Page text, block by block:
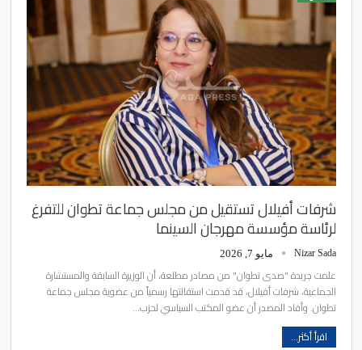
شرفات أفيلال تستقيل من مجلس جماعة تطوان للتفرغ
لرئاسة مؤسسة مهرجان السينما
Nizar Sada مايو 7, 2026
علمت جريدة "صدى تطوان" من مصادر مطلعة، أن الوزيرة السابقة والمستشارة
الجماعية، شرفات أفيلال، قد قدمت استقالتها رسمياً من عضوية مجلس جماعة
تطوان. وأفاد المصدر أن عضو المكتب السياسي لحزب…
اقرأ أكثر...